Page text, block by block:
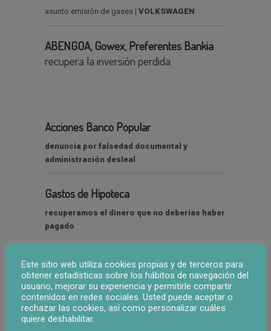
asunto emisión de gases | VOLKSWAGEN
ABENGOA, Gowex, Preferentes Bankia
recupera la inversión perdida
Acciones Banco Popular
denuncia por falsedad documental y
administración desleal
Gastos de Hipoteca
recuperamos el dinero que no deberías haber
pagado
Este sitio web utiliza cookies propias y de terceros para
obtener estadísticas sobre los hábitos de navegación del
usuario, mejorar su experiencia y permitirle compartir
contenidos en redes sociales. Usted puede aceptar o
rechazar las cookies, así como personalizar cuáles
quiere deshabilitar.